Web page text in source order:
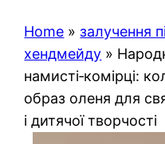
Home » залучення
хендмейду »
намисті‑комірці:
образ оленя для
і дитячої творчості